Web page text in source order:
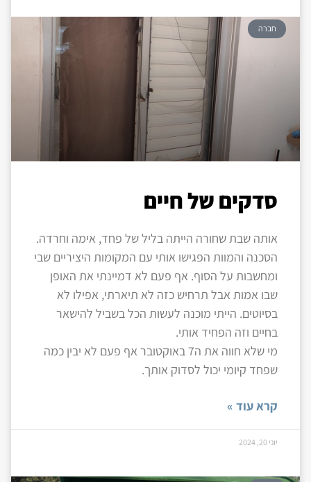
חברה
סדקים של חיים
אותה שבת שחורה הייתה בליל של פחד, אימה וחרדה.
הסכנה והמוות הפגישו אותי עם המקומות היציריים שבי
ומחשבות על הסוף. אף פעם לא דמיינתי את האופן
שבו אמות אבל תרחיש כזה לא תיארתי, אפילו לא
בסיוטים. הייתי מוכנה לעשות הכל בשביל להישאר
בחיים וזה הפחיד אותי.
מי שלא חווה את ה7 באוקטובר אף פעם לא יבין כמה
שפחד קיומי יכול לסדוק אותך.
קרא עוד »
יוני 20, 2024